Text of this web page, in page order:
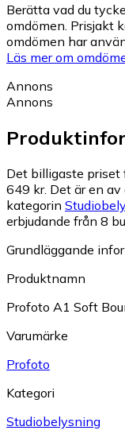
Berätta vad du
omdömen. Prisjakt
omdömen har
Läs mer om
Annons
Annons
Det billigaste priset
649 kr. Det är en
kategorin
erbjudande från 8
Grundläggande
Produktnamn
Profoto A1 Soft
Varumärke
Profoto
Kategori
Studiobelysning